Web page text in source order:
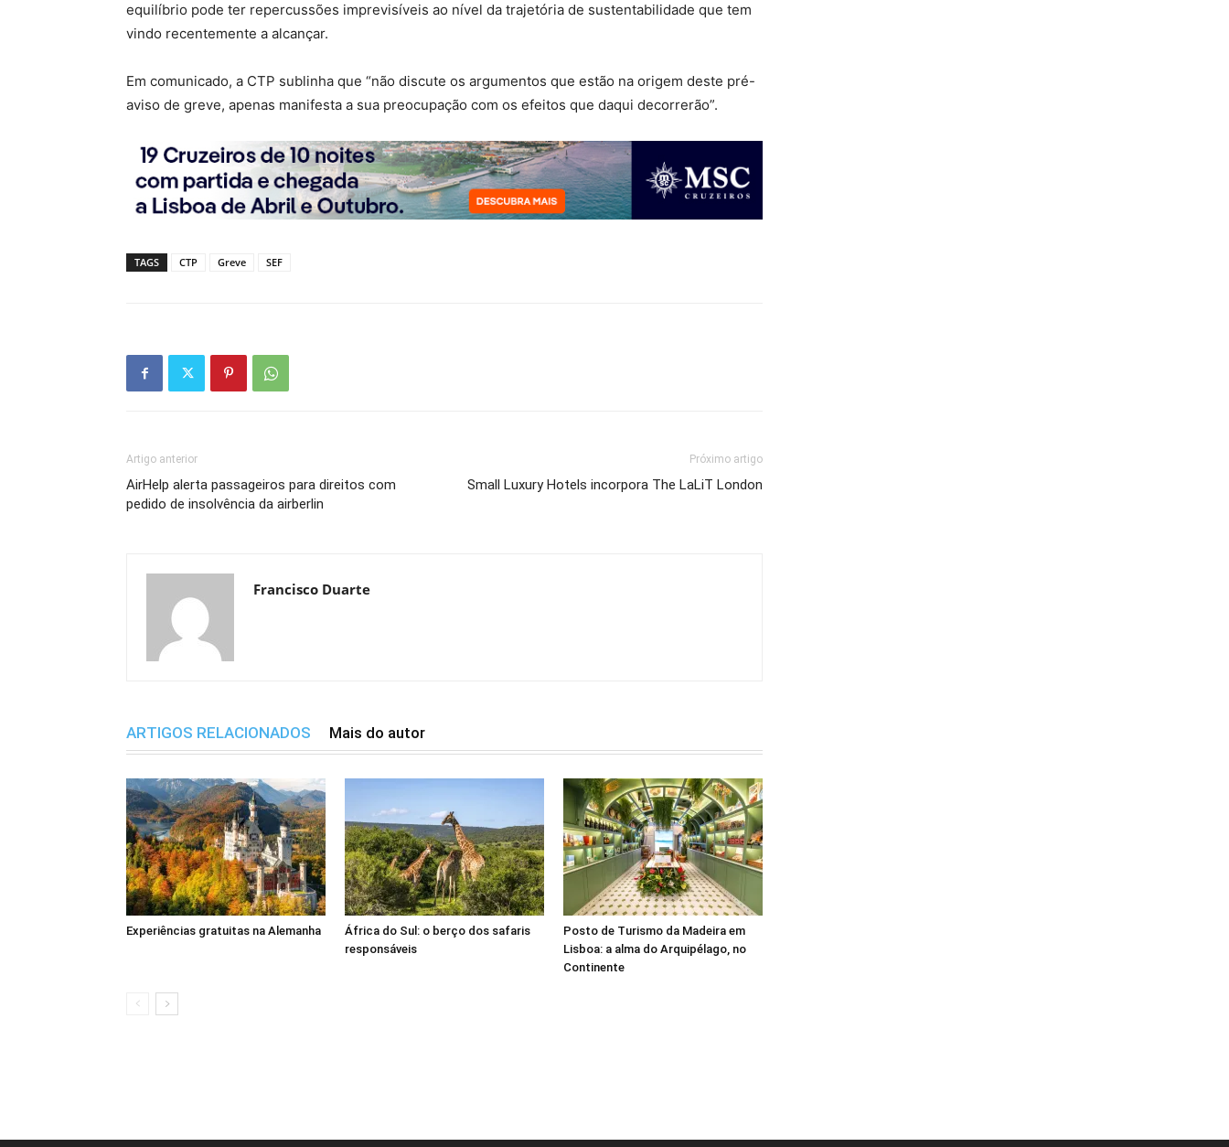
equilíbrio pode ter repercussões imprevisíveis ao nível da trajetória de sustentabilidade que tem
vindo recentemente a alcançar.
Em comunicado, a CTP sublinha que “não discute os argumentos que estão na origem deste pré-
aviso de greve, apenas manifesta a sua preocupação com os efeitos que daqui decorrerão”.
TAGS CTP Greve SEF
Artigo anterior
AirHelp alerta passageiros para direitos com
pedido de insolvência da airberlin
Próximo artigo
Small Luxury Hotels incorpora The LaLiT London
Francisco Duarte
ARTIGOS RELACIONADOS Mais do autor
Experiências gratuitas na Alemanha
África do Sul: o berço dos safaris
responsáveis
Posto de Turismo da Madeira em
Lisboa: a alma do Arquipélago, no
Continente